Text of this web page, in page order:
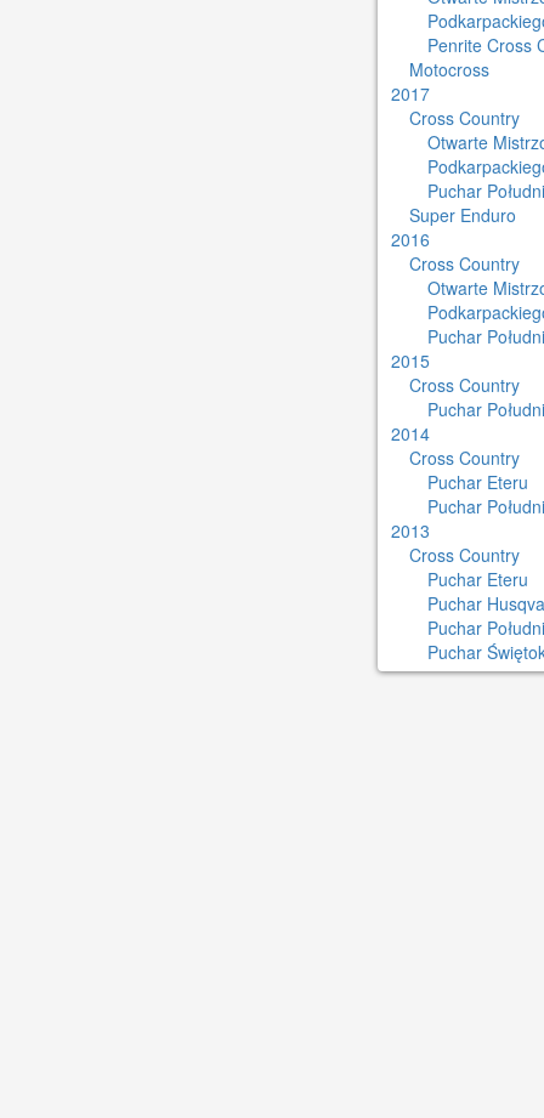
Penrite Cross
Motocross
2017
Cross Country
Otwarte
Puchar
Super Enduro
2016
Cross Country
Otwarte
Puchar
2015
Cross Country
Puchar
2014
Cross Country
Puchar Eteru
Puchar
2013
Cross Country
Puchar Eteru
Puchar
Puchar
Puchar